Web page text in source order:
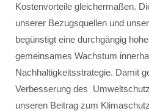
Kostenvorteile gleichermaßen.
unserer Bezugsquellen und
begünstigt eine durchgängig
gemeinsames Wachstum
Nachhaltigkeitsstrategie. Damit
Verbesserung des
unseren Beitrag zum